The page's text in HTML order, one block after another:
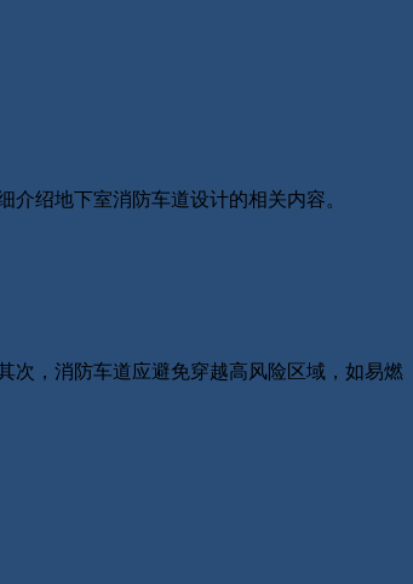
绍地下室消防车道设计的相关内容。
，消防车道应避免穿越高风险区域，如易燃